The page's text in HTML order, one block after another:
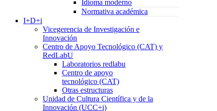
Idioma moderno
Normativa académica
I+D+i
Vicegerencia de Investigación e
Innovación
Centro de Apoyo Tecnológico (CAT) y
RedLabU
Laboratorios redlabu
Centro de apoyo
tecnológico (CAT)
Otras estructuras
Unidad de Cultura Científica y de la
Innovación (UCC+i)